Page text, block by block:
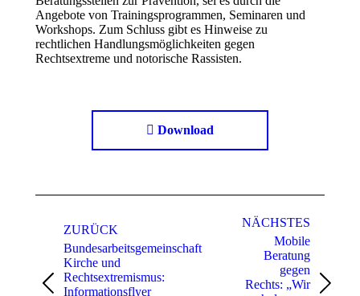
Angebote von Trainingsprogrammen, Seminaren und
Workshops. Zum Schluss gibt es Hinweise zu
rechtlichen Handlungsmöglichkeiten gegen
Rechtsextreme und notorische Rassisten.
Download
navigation
ZURÜCK
Previous
Bundesarbeitsgemeinschaft
Kirche und
Rechtsextremismus:
Informationsflyer
NÄCHSTES
Next
Mobile
Beratung
gegen
Rechts: „Wir